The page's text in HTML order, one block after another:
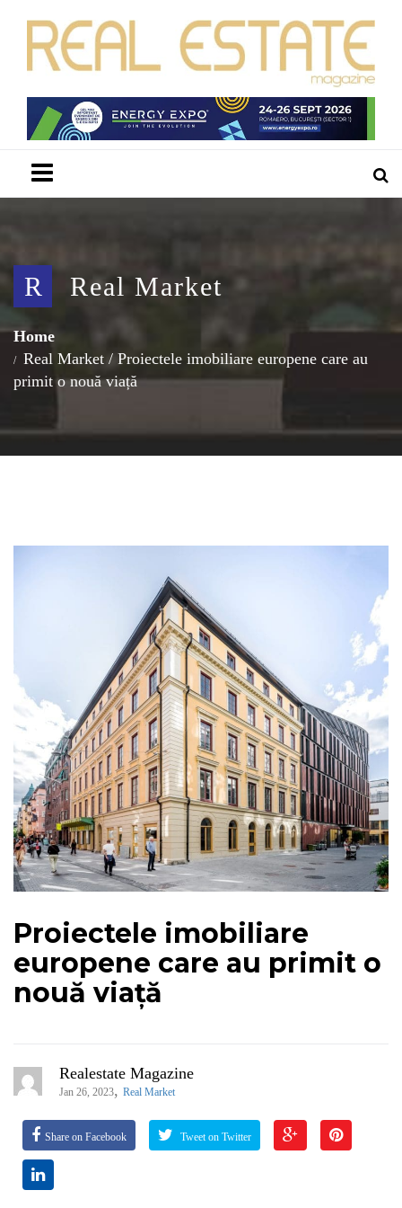
R Real Market
Home
Real Market / Proiectele imobiliare europene care au
primit o nouă viață
Proiectele imobiliare
europene care au primit o
nouă viață
Realestate Magazine
Jan 26, 2023, Real Market
Share on Facebook Tweet on Twitter